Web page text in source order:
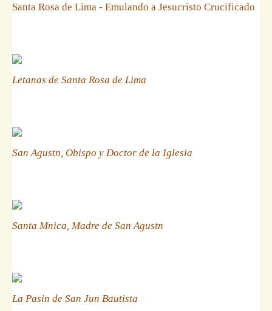
Santa Rosa de Lima - Emulando a Jesucristo Crucificado
Letanas de Santa Rosa de Lima
San Agustn, Obispo y Doctor de la Iglesia
Santa Mnica, Madre de San Agustn
La Pasin de San Jun Bautista